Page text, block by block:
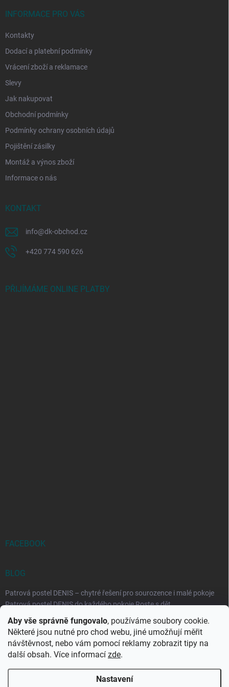
Aby vše správně fungovalo, používáme soubory cookie.
Některé jsou nutné pro chod webu, jiné umožňují měřit
návštěvnost, nebo vám pomocí reklamy zobrazit tipy na
další obsah. Více informací zde.
Nastavení
INFORMACE PRO VÁS
Kontakty
Dodací a platební podmínky
Vrácení zboží a reklamace
Slevy
Jak nakupovat
Obchodní podmínky
Podmínky ochrany osobních údajů
Pojištění zásilky
Montáž a výnos zboží
Informace o nás
KONTAKT
info@dk-obchod.cz
+420 774 590 626
PŘIJÍMÁME ONLINE PLATBY
FACEBOOK
BLOG
Patrová postel DENIS – chytré řešení pro sourozence i malé pokoje
Patrová postel DENIS do každého pokoje Roste s dět...
Rozkládací postele RELAX – ideální řešení pro malé prostory i
každodenní spaní
Rozkládací postel, která se přizpůsobí vašemu živo...